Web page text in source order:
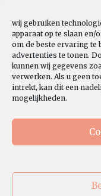
wij gebruiken
apparaat op te slaan en/
om de beste ervaring te
advertenties te tonen.
kunnen wij gegevens
verwerken. Als u geen
intrekt, kan dit een
mogelijkheden.